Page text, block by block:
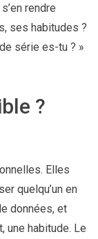
rendre
ses habitudes ?
série es-tu ? »
?
Elles
quelqu’un en
données, et
une habitude. Le